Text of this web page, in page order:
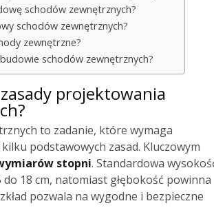
schodów zewnętrznych?
schodów zewnętrznych?
zewnętrzne?
schodów zewnętrznych?
projektowania
to zadanie, które wymaga
podstawowych zasad. Kluczowym
stopni. Standardowa
18 cm, natomiast głębokość powinna
pozwala na wygodne i bezpieczne